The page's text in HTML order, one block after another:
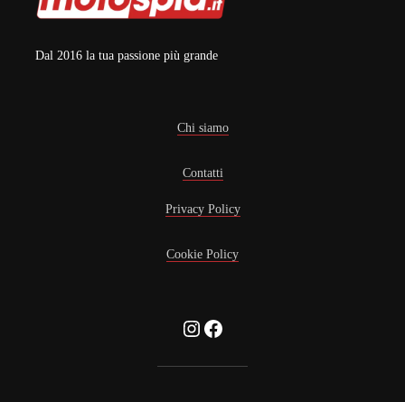
Dal 2016 la tua passione più grande
Chi siamo
Contatti
Privacy Policy
Cookie Policy
Instagram
Facebook